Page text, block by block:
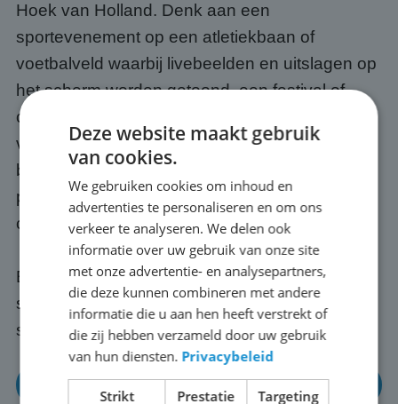
Hoek van Holland. Denk aan een
sportevenement op een atletiekbaan of
voetbalveld waarbij livebeelden en uitslagen op
het scherm worden getoond, een festival of
concert op een buitenlocatie met groot beeld
voor achteraan het publiek, een openbare
bijeenkomst of informatiebijeenkomst op een
plein, of een WK (of EK) met vrienden, buren of
collega's buiten in Hoek van Holland.
Elk evenement is anders; wij passen het
scherm en de opstelling altijd aan op jouw
situatie in Hoek van Holland.
Neem gerust eens contact op
Deze website maakt gebruik
van cookies.
We gebruiken cookies om inhoud en
advertenties te personaliseren en om ons
verkeer te analyseren. We delen ook
informatie over uw gebruik van onze site
met onze advertentie- en analysepartners,
die deze kunnen combineren met andere
informatie die u aan hen heeft verstrekt of
die zij hebben verzameld door uw gebruik
van hun diensten. Privacybeleid
Strikt
Prestatie Targeting